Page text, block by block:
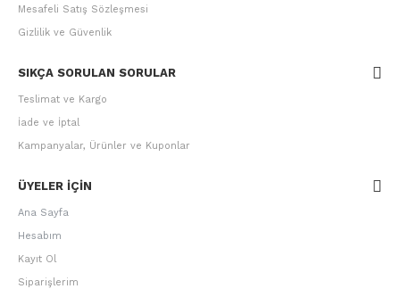
Mesafeli Satış Sözleşmesi
Gizlilik ve Güvenlik
SIKÇA SORULAN SORULAR
Teslimat ve Kargo
İade ve İptal
Kampanyalar, Ürünler ve Kuponlar
ÜYELER IÇIN
Ana Sayfa
Hesabım
Kayıt Ol
Siparişlerim